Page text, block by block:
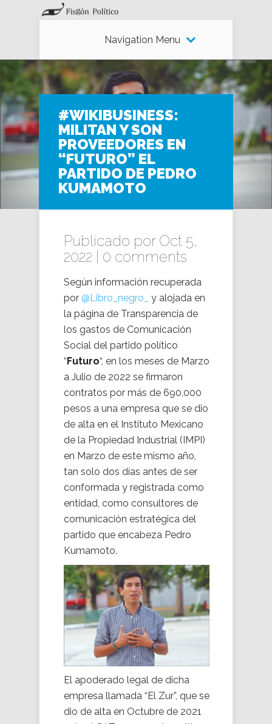
Navigation Menu
#WIKIBUSINESS:
MILITAN Y SON
PROVEEDORES EN
“FUTURO” EL
PARTIDO DE PEDRO
KUMAMOTO
Publicado por Oct 5,
2022 | 0 comments
Según información recuperada
por @Libro_negro_
y alojada en
la página de Transparencia de
los gastos de Comunicación
Social del partido político
“ Futuro“, en los meses de Marzo
a Julio de 2022 se firmaron
contratos por más de 690,000
pesos a una empresa que se dio
de alta en el Instituto Mexicano
de la Propiedad Industrial (IMPI)
en Marzo de este mismo año,
tan solo dos días antes de ser
conformada y registrada como
entidad, como consultores de
comunicación estratégica del
partido que encabeza Pedro
Kumamoto.
El apoderado legal de dicha
empresa llamada “El Zur”, que se
dio de alta en Octubre de 2021